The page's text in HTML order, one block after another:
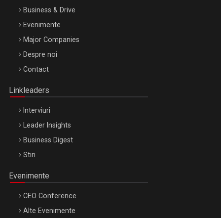
Be Inspired. Make it Happen!, ARTEMIS LETO, ORADEA, 8
Octombrie
Business & Drive
Evenimente
Major Companies
Despre noi
Contact
Linkleaders
Interviuri
Leader Insights
Business Digest
Stiri
Evenimente
CEO Conference
Alte Evenimente